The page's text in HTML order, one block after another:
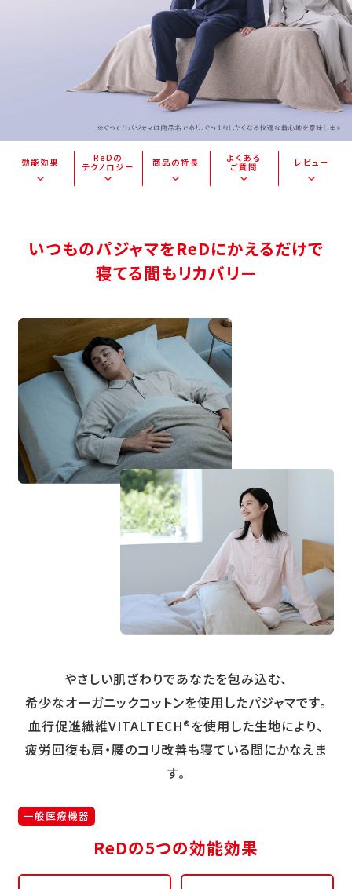
効能効果
ReDの
テクノロジー
商品の特長
よくある
ご質問
レビュー
いつものパジャマをReDにかえるだけで
寝てる間もリカバリー
やさしい肌ざわりであなたを包み込む、
希少なオーガニックコットンを使用したパジャマです。
血行促進繊維VITALTECH®を使用した生地により、
疲労回復も肩・腰のコリ改善も寝ている間にかなえま
す。
一般医療機器
ReDの5つの効能効果